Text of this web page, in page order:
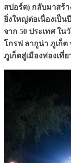
สปอร์ต) กลับมาสร้
ยิ่งใหญ่ต่อเนื่องเป็น
จาก 50 ประเทศ ใน
โกรฟ ลากูน่า ภูเก็
ภูเก็ตสู่เมืองท่องเที่